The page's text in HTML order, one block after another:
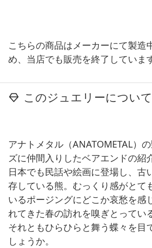
こちらの商品はメーカーにて製造
め、当店でも販売を終了しています
このジュエリーについて
アナトメタル（ANATOMETAL）
ズに仲間入りしたベアエンドの紹
日本でも民話や絵画に登場し、古
存している熊。むっくり感がとて
いるポージングにどこか哀愁を感
れてきた春の訪れを嗅ぎとってい
それともひらひらと舞う蝶々を目
しょうか。